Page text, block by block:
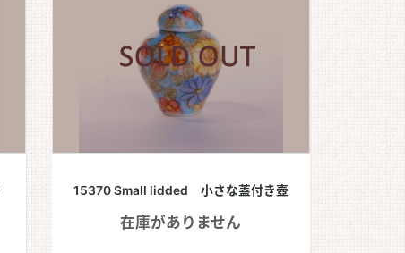
15370 Small lidded 小さな蓋付き壺
在庫がありません